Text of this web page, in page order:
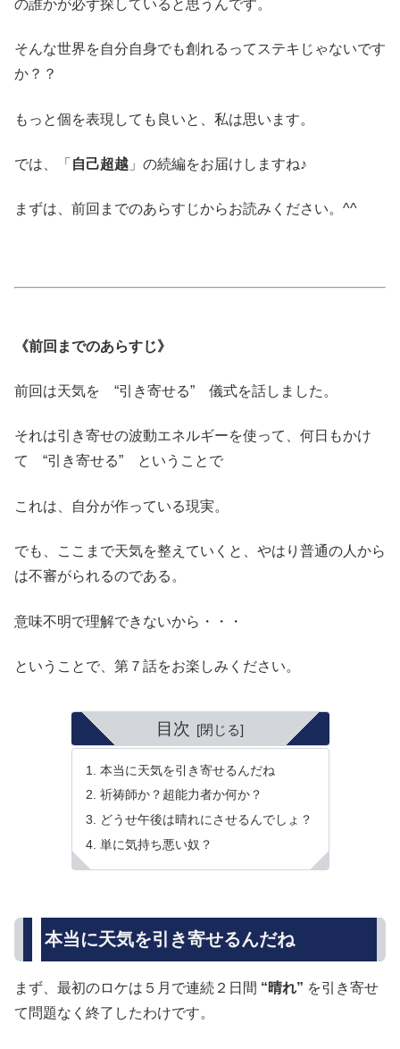
の誰かが必ず探していると思うんです。
そんな世界を自分自身でも創れるってステキじゃないです
か？？
もっと個を表現しても良いと、私は思います。
では、「 自己超越 」の続編をお届けしますね♪
まずは、前回までのあらすじからお読みください。^^
《前回までのあらすじ》
前回は天気を “引き寄せる” 儀式を話しました。
それは引き寄せの波動エネルギーを使って、何日もかけ
て “引き寄せる” ということで
これは、自分が作っている現実。
でも、ここまで天気を整えていくと、やはり普通の人から
は不審がられるのである。
意味不明で理解できないから・・・
ということで、第７話をお楽しみください。
目次
本当に天気を引き寄せるんだね
祈祷師か？超能力者か何か？
どうせ午後は晴れにさせるんでしょ？
単に気持ち悪い奴？
本当に天気を引き寄せるんだね
まず、最初のロケは５月で連続２日間 “晴れ” を引き寄せ
て問題なく終了したわけです。